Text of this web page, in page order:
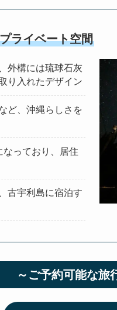
ライベート空間
外構には琉球石灰
り入れたデザイン
ど、沖縄らしさを
なっており、居住
古宇利島に宿泊す
～ご予約可能な旅